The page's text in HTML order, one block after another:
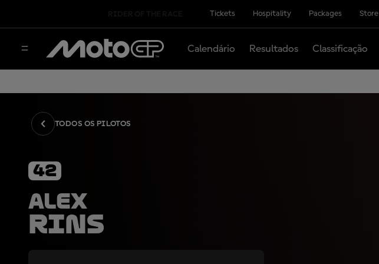
Tickets Hospitality Packages Store
Calendário Resultados Classificação
TODOS OS PILOTOS
42
Alex
Rins